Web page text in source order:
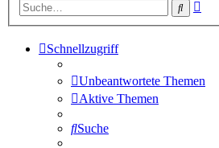
Suche
Schnellzugriff
Unbeantwortete Themen
Aktive Themen
Suche